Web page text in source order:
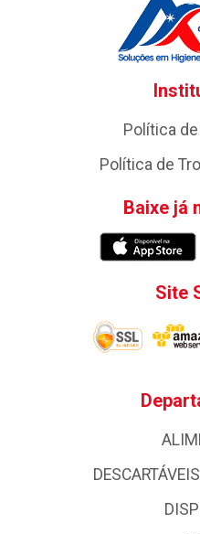
Política
Política de
Baixe já
Site